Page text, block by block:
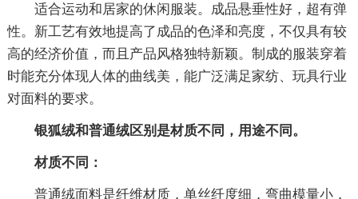
适合运动和居家的休闲服装。成品悬垂性好，超有弹
性。新工艺有效地提高了成品的色泽和亮度，不仅具有较
高的经济价值，而且产品风格独特新颖。制成的服装穿着
时能充分体现人体的曲线美，能广泛满足家纺、玩具行业
对面料的要求。
银狐绒和普通绒区别是材质不同，用途不同。
材质不同：
普通绒面料是纤维材质，单丝纤度细，弯曲模量小，